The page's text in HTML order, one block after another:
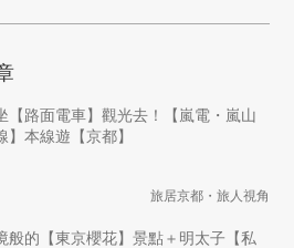
【路面電車】觀光去！【嵐電・嵐山
】本線遊【京都】
旅居京都・旅人視角
般的【東京櫻花】景點＋明太子【私